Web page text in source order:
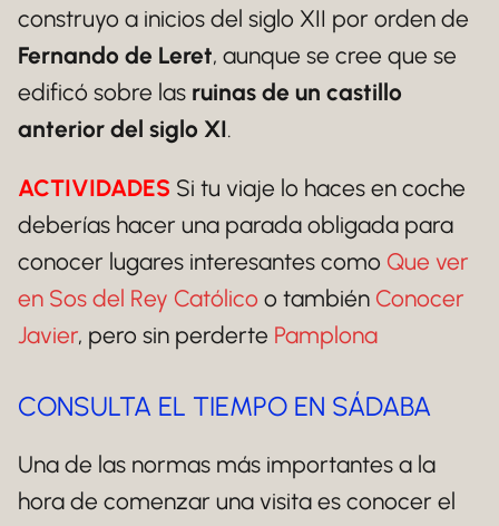
construyo a inicios del siglo XII por orden de
Fernando de Leret, aunque se cree que se
edificó sobre las ruinas de un castillo
anterior del siglo XI.
ACTIVIDADES Si tu viaje lo haces en coche
deberías hacer una parada obligada para
conocer lugares interesantes como Que ver
en Sos del Rey Católico o también Conocer
Javier, pero sin perderte Pamplona
CONSULTA EL TIEMPO EN SÁDABA
Una de las normas más importantes a la
hora de comenzar una visita es conocer el